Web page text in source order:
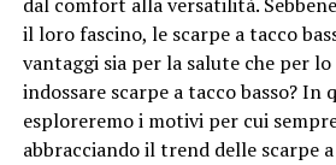
eventi, noti come sfilate di
per la promozione delle
stili emergenti. Le passerelle
influenzano la percezione
canoni di bellezza e
dal comfort alla versatilità.
il loro fascino, le scarpe a tacco
vantaggi sia per la salute che per lo
indossare scarpe a tacco basso? In
esploreremo i motivi per cui
abbracciando il trend delle scarpe